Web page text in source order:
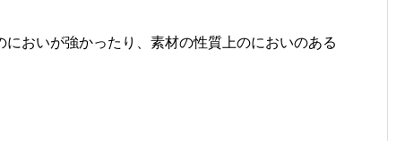
おいが強かったり、素材の性質上のにおいのある